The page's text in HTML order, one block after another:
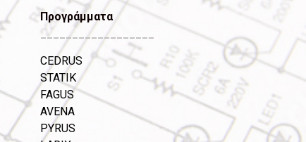
Προγράμματα
__________________
CEDRUS
STATIK
FAGUS
AVENA
PYRUS